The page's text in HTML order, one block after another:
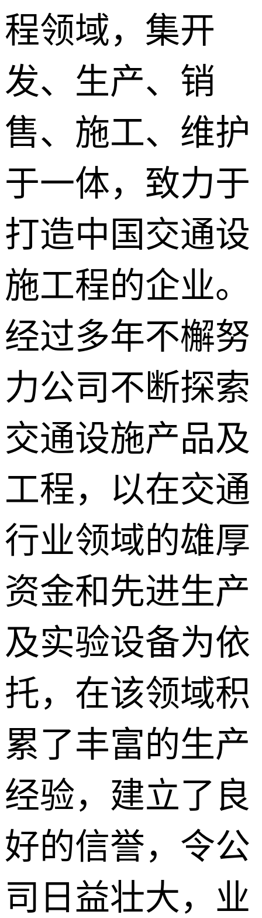
程领域，集开
发、生产、销
售、施工、维护
于一体，致力于
打造中国交通设
施工程的企业。
经过多年不檞努
力公司不断探索
交通设施产品及
工程，以在交通
行业领域的雄厚
资金和先进生产
及实验设备为依
托，在该领域积
累了丰富的生产
经验，建立了良
好的信誉，令公
司日益壮大，业